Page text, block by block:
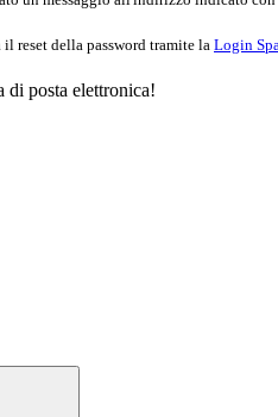
reset della password tramite la Login
di posta elettronica!